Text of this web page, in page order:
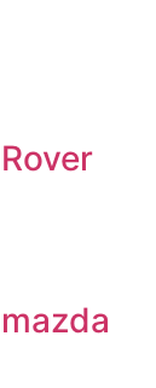
Rover
mazda